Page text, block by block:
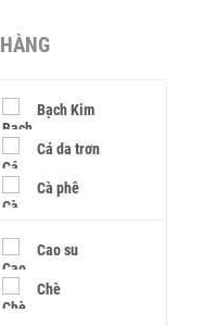
Bạch Kim
Cá da trơn
Cà phê
Cao su
Chè